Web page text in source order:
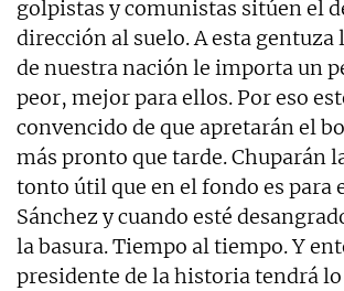
golpistas y comunistas sitúen el
dirección al suelo. A esta gentuza
de nuestra nación le importa un
peor, mejor para ellos. Por eso
convencido de que apretarán el
más pronto que tarde. Chuparán
tonto útil que en el fondo es para
Sánchez y cuando esté
la basura. Tiempo al tiempo. Y
presidente de la historia tendrá lo